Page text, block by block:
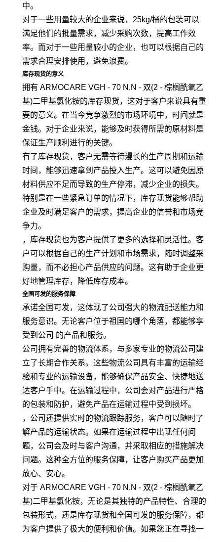
中。
对于一些用量较大的企业来说，25kg/桶的包装可以
满足他们的批量需求，减少采购次数，提高工作效
率。而对于一些用量较小的企业，也可以根据自己的
需求合理安排使用，避免浪费。
库存现货的意义
拥有 ARMOCARE VGH - 70 N,N - 双(2 - 棕榈酰氧乙
基)二甲基氯化铵的库存现货，这对于客户来说具有重
要的意义。在当今竞争激烈的市场环境中，时间就是
金钱。对于企业来说，能够及时获得所需的原材料是
保证生产顺利进行的关键。
有了库存现货，客户无需等待漫长的生产周期和运输
时间，能够迅速拿到产品投入生产。这可以避免因原
材料供应不足而导致的生产停滞，减少企业的损失。
特别是在一些紧急订单的情况下，库存现货能够帮助
企业及时满足客户的需求，提高企业的信誉和市场竞
争力。
，库存现货也为客户提供了更多的选择和灵活性。客
户可以根据自己的生产计划和市场需求，随时调整采
购量，而不必担心产品供应的问题。这有助于企业更
好地管理库存，降低库存成本。
全国可发的服务保障
承诺全国可发，这体现了公司强大的物流配送能力和
服务意识。无论客户位于祖国的哪个角落，都能够享
受到公司 的产品和服务。
公司拥有完善的物流体系，与多家专业的物流公司建
立了长期合作关系。这些物流公司具有丰富的运输经
验和专业的运输设备，能够确保产品安全、快捷地送
达客户手中。在运输过程中，公司会对产品进行严格
的包装和防护，避免产品在运输过程中受到损坏。
，公司还提供实时的物流跟踪服务，客户可以随时了
解产品的运输状态。如果在运输过程中出现任何问
题，公司会及时与客户沟通，并采取相应的措施解决
问题。这种全方位的服务保障，让客户购买产品更加
放心、安心。
对于 ARMOCARE VGH - 70 N,N - 双(2 - 棕榈酰氧乙
基)二甲基氯化铵，无论是其独特的产品特性、合理的
包装形式，还是库存现货和全国可发的服务保障，都
为客户提供了极大的便利和价值。如果您正在寻找一